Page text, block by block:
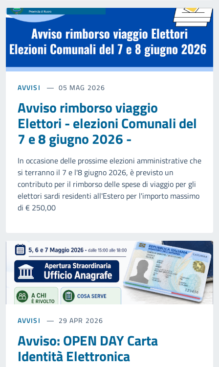
AVVISI 05 MAG 2026
Avviso rimborso viaggio
Elettori - elezioni Comunali del
7 e 8 giugno 2026 -
In occasione delle prossime elezioni amministrative che
si terranno il 7 e l'8 giugno 2026, è previsto un
contributo per il rimborso delle spese di viaggio per gli
elettori sardi residenti all'Estero per l'importo massimo
di € 250,00
AVVISI 29 APR 2026
Avviso: OPEN DAY Carta
Identità Elettronica